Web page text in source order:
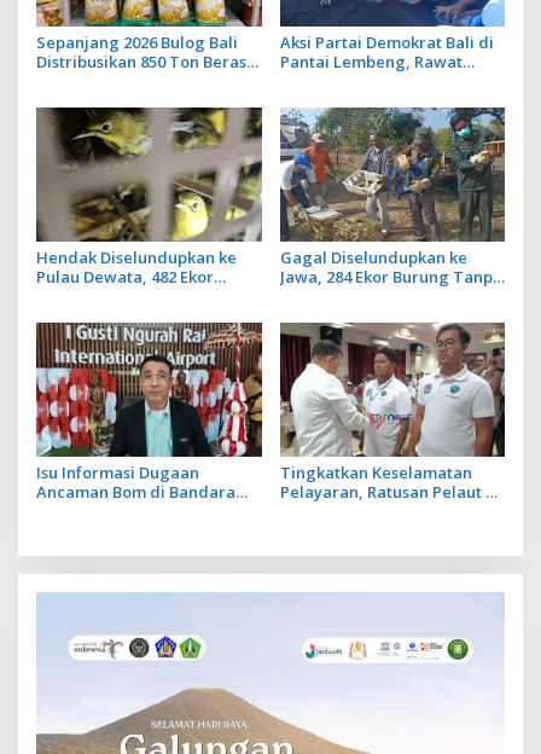
Sepanjang 2026 Bulog Bali
Distribusikan 850 Ton Beras
Aksi Partai Demokrat Bali di
Pantai Lembeng, Rawat
Nala
Hendak Diselundupkan ke
Pulau Dewata, 482 Ekor
Gagal Diselundupkan ke
Jawa, 284 Ekor Burung Tanpa
Isu Informasi Dugaan
Ancaman Bom di Bandara
Tingkatkan Keselamatan
Pelayaran, Ratusan Pelaut di